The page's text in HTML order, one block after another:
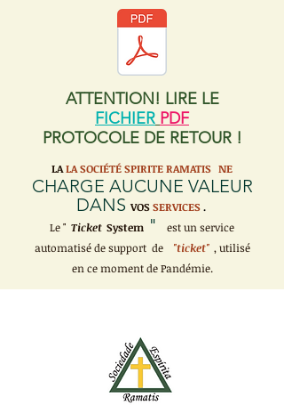
ATTENTION! LIRE LE
FICHIER PDF
PROTOCOLE DE RETOUR !
LALA SOCIÉTÉ SPIRITE RAMATIS NE
CHARGE AUCUNE VALEUR
DANS VOS SERVICES.
Le " Ticket System "
est un service
automatisé de support de
"ticket" , utilisé
en ce moment de Pandémie.